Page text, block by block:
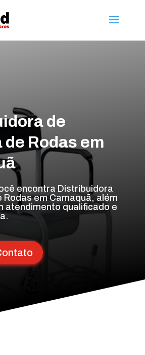
de
de Rodas em
encontra Distribuidora
Rodas em Camaquã, além
atendimento qualificado e